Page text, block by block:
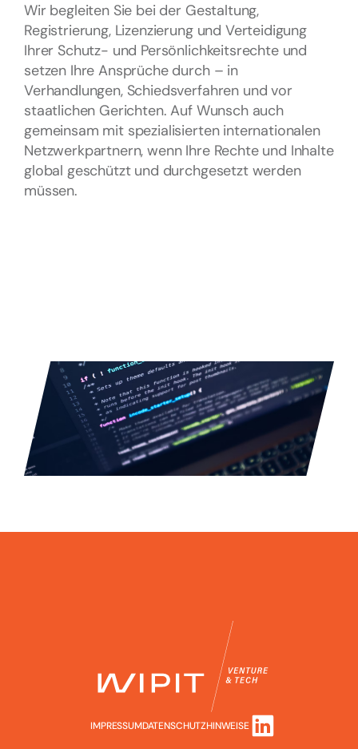
Wir begleiten Sie bei der Gestaltung,
Registrierung, Lizenzierung und Verteidigung
Ihrer Schutz- und Persönlichkeitsrechte und
setzen Ihre Ansprüche durch – in
Verhandlungen, Schiedsverfahren und vor
staatlichen Gerichten. Auf Wunsch auch
gemeinsam mit spezialisierten internationalen
Netzwerkpartnern, wenn Ihre Rechte und Inhalte
global geschützt und durchgesetzt werden
müssen.
IMPRESSUMDATENSCHUTZHINWEISE